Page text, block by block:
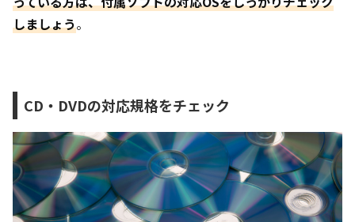
しましょう。
CD・DVDの対応規格をチェック